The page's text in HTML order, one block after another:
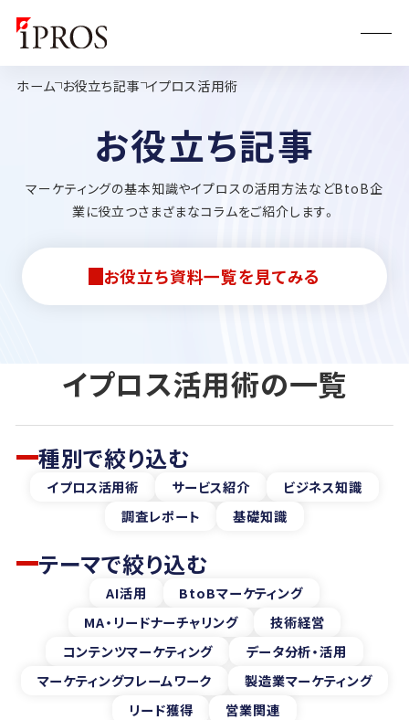
ホーム お役立ち記事 イプロス活用術
お役立ち記事
マーケティングの基本知識やイプロスの活用方法などBtoB企
業に役立つさまざまなコラムをご紹介します。
お役立ち資料一覧を見てみる
イプロス活用術の一覧
種別で絞り込む
イプロス活用術 サービス紹介
ビジネス知識
調査レポート
基礎知識
テーマで絞り込む
AI活用
BtoBマーケティング
MA・リードナーチャリング
技術経営
コンテンツマーケティング
データ分析・活用
マーケティングフレームワーク
製造業マーケティング
リード獲得
営業関連